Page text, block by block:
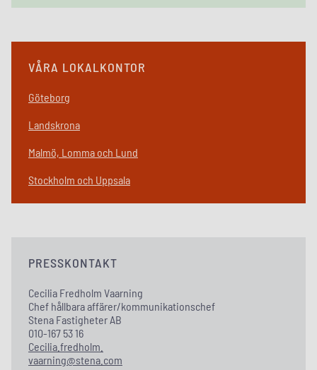
VÅRA LOKALKONTOR
Göteborg
Landskrona
Malmö, Lomma och Lund
Stockholm och Uppsala
PRESSKONTAKT
Cecilia Fredholm Vaarning
Chef hållbara affärer/kommunikationschef
Stena Fastigheter AB
010-167 53 16
Cecilia.fredholm.
vaarning@stena.com